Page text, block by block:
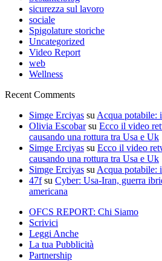
sicurezza sul lavoro
sociale
Spigolature storiche
Uncategorized
Video Report
web
Wellness
Recent Comments
Simge Erciyas su Acqua potabile:
Olivia Escobarsu Ecco il video
causando una rottura tra Usa e Uk
Simge Erciyas su Ecco il video
causando una rottura tra Usa e Uk
Simge Erciyas su Acqua potabile:
47fsu Cyber: Usa-Iran, guerra
americana
OFCS REPORT: Chi Siamo
Scrivici
Leggi Anche
La tua Pubblicità
Partnership